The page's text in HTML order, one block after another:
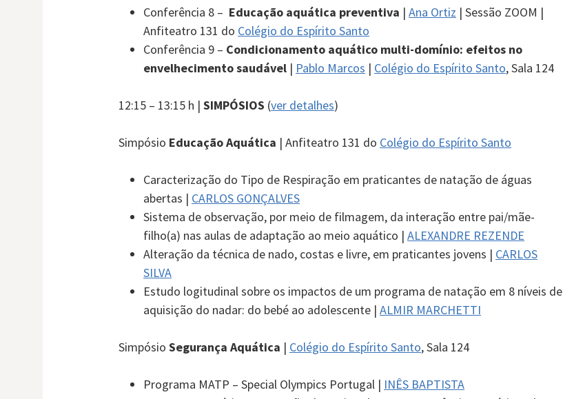
Conferência 8 – Educação aquática preventiva | Ana Ortiz | Sessão ZOOM |
Anfiteatro 131 do Colégio do Espírito Santo
Conferência 9 – Condicionamento aquático multi-domínio: efeitos no
envelhecimento saudável | Pablo Marcos | Colégio do Espírito Santo, Sala 124
12:15 – 13:15 h | SIMPÓSIOS (ver detalhes)
Simpósio Educação Aquática | Anfiteatro 131 do Colégio do Espírito Santo
Caracterização do Tipo de Respiração em praticantes de natação de águas
abertas | CARLOS GONÇALVES
Sistema de observação, por meio de filmagem, da interação entre pai/mãe-
filho(a) nas aulas de adaptação ao meio aquático | ALEXANDRE REZENDE
Alteração da técnica de nado, costas e livre, em praticantes jovens | CARLOS
SILVA
Estudo logitudinal sobre os impactos de um programa de natação em 8 níveis de
aquisição do nadar: do bebé ao adolescente | ALMIR MARCHETTI
Simpósio Segurança Aquática | Colégio do Espírito Santo, Sala 124
Programa MATP – Special Olympics Portugal | INÊS BAPTISTA